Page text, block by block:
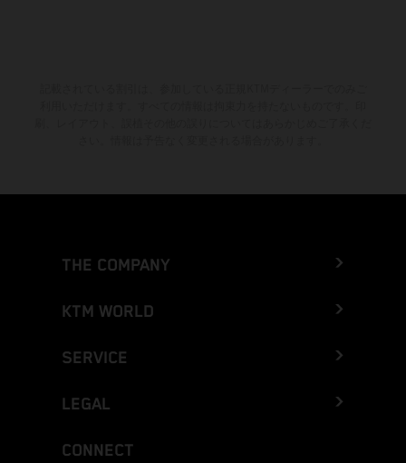
THE COMPANY
KTM WORLD
SERVICE
LEGAL
CONNECT